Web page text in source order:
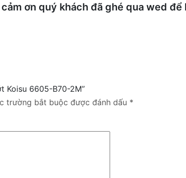
ơn quý khách đã ghé qua wed
Koisu 6605-B70-2M”
trường bắt buộc được đánh dấu *